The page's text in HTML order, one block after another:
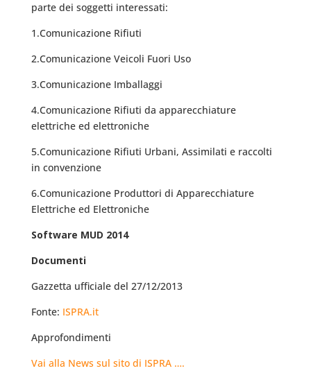
parte dei soggetti interessati:
1.Comunicazione Rifiuti
2.Comunicazione Veicoli Fuori Uso
3.Comunicazione Imballaggi
4.Comunicazione Rifiuti da apparecchiature
elettriche ed elettroniche
5.Comunicazione Rifiuti Urbani, Assimilati e raccolti
in convenzione
6.Comunicazione Produttori di Apparecchiature
Elettriche ed Elettroniche
Software MUD 2014
Documenti
Gazzetta ufficiale del 27/12/2013
Fonte: ISPRA.it
Approfondimenti
Vai alla News sul sito di ISPRA ….